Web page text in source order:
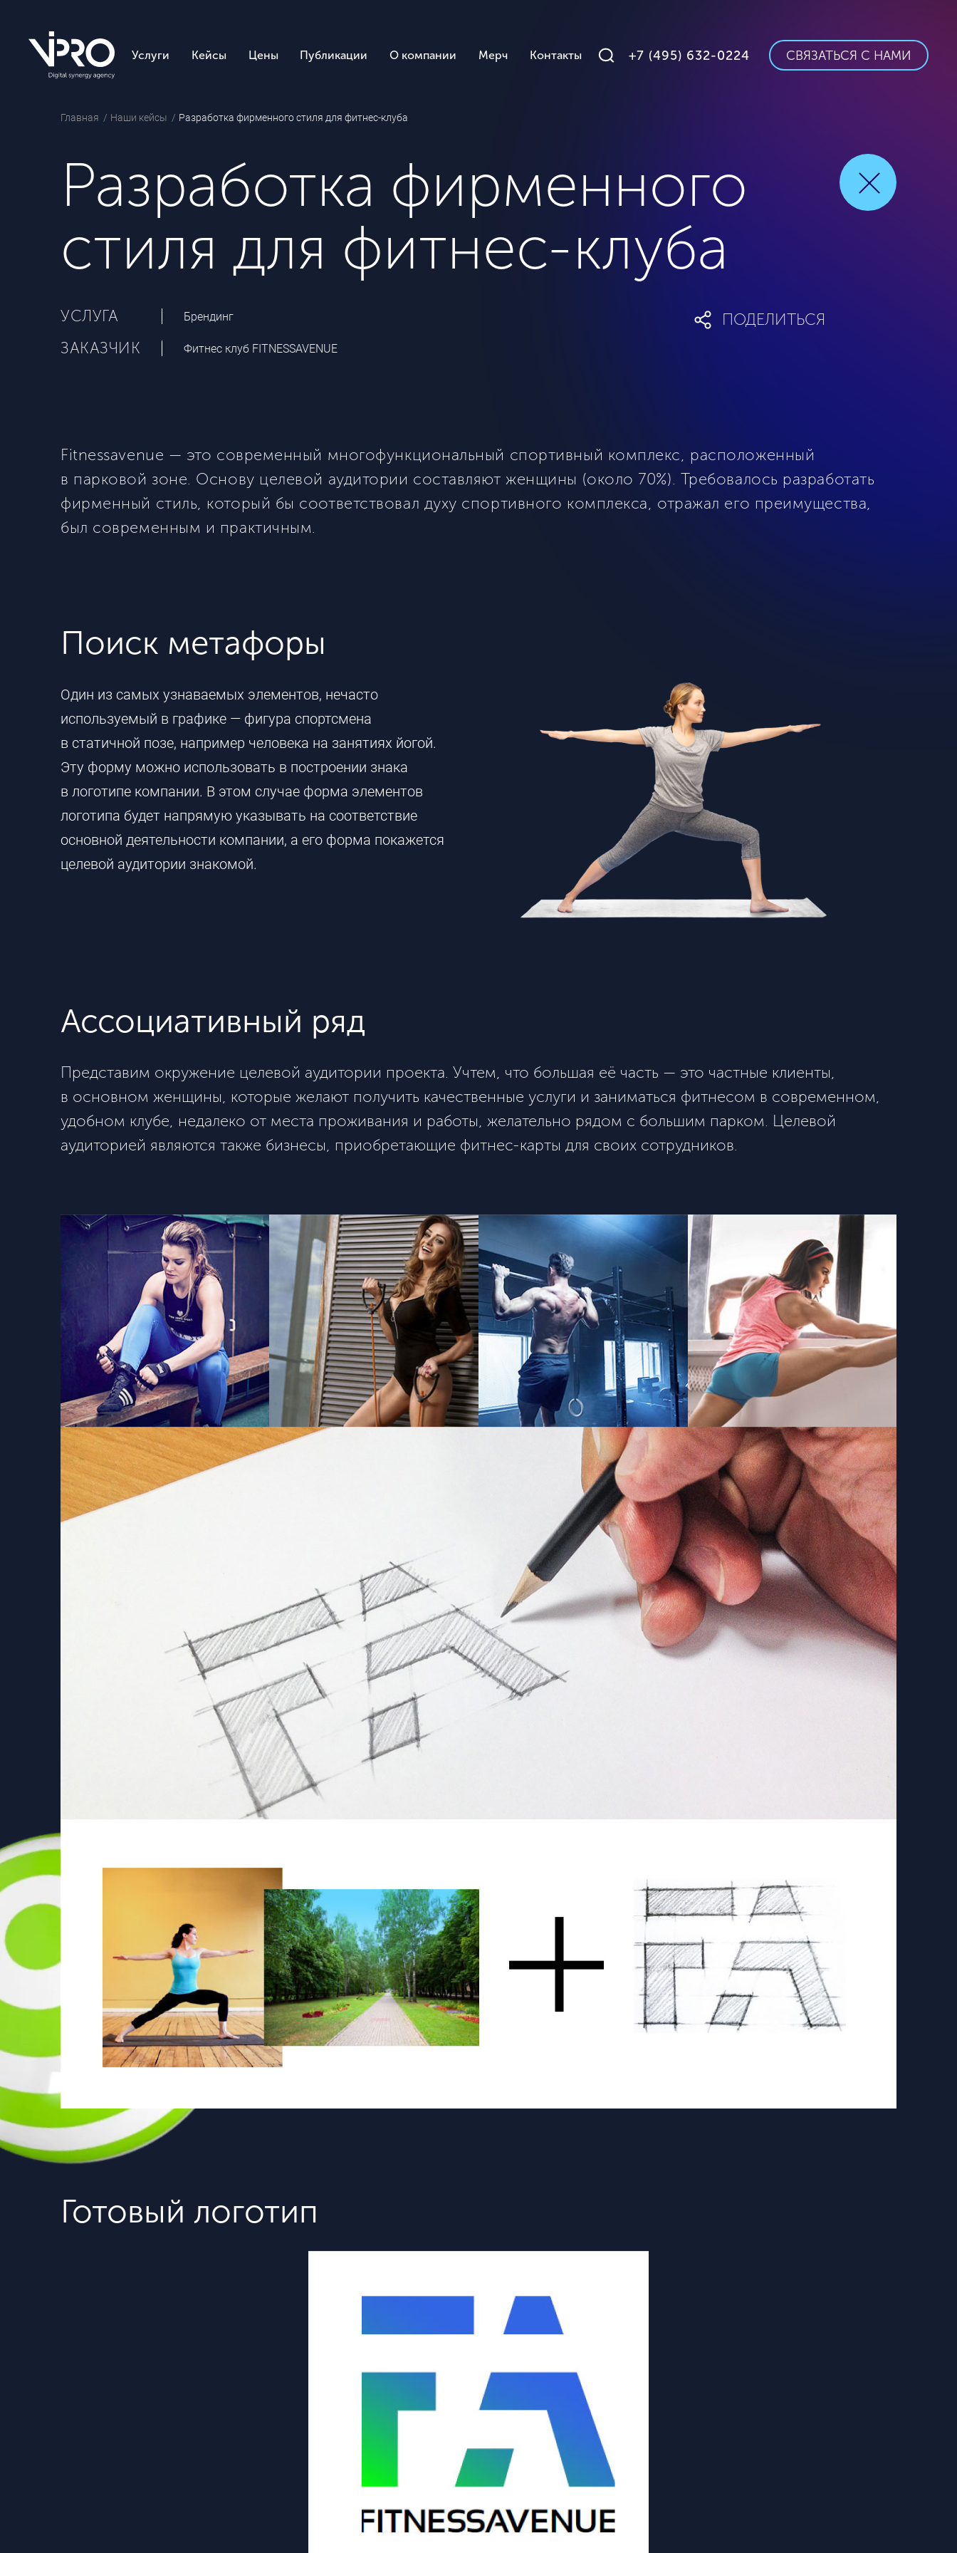
Услуги Кейсы Цены Публикации О компании Мерч Контакты +7 (495) 632-0224 СВЯЗАТЬСЯ С НАМИ
Главная Наши кейсы Разработка фирменного стиля для фитнес-клуба
Разработка фирменного
стиля для фитнес-клуба
УСЛУГА Брендинг
ЗАКАЗЧИК Фитнес клуб FITNESSAVENUE
ПОДЕЛИТЬСЯ
Fitnessavenue — это современный многофункциональный спортивный комплекс, расположенный
в парковой зоне. Основу целевой аудитории составляют женщины (около 70%). Требовалось разработать
фирменный стиль, который бы соответствовал духу спортивного комплекса, отражал его преимущества,
был современным и практичным.
Поиск метафоры
Один из самых узнаваемых элементов, нечасто
используемый в графике — фигура спортсмена
в статичной позе, например человека на занятиях йогой.
Эту форму можно использовать в построении знака
в логотипе компании. В этом случае форма элементов
логотипа будет напрямую указывать на соответствие
основной деятельности компании, а его форма покажется
целевой аудитории знакомой.
Ассоциативный ряд
Представим окружение целевой аудитории проекта. Учтем, что большая её часть — это частные клиенты,
в основном женщины, которые желают получить качественные услуги и заниматься фитнесом в современном,
удобном клубе, недалеко от места проживания и работы, желательно рядом с большим парком. Целевой
аудиторией являются также бизнесы, приобретающие фитнес-карты для своих сотрудников.
Готовый логотип